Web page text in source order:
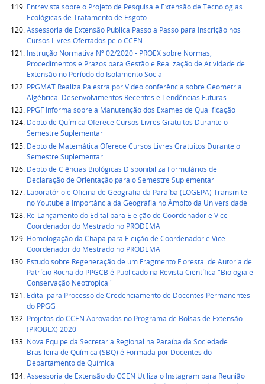
Entrevista sobre o Projeto de Pesquisa e Extensão de Tecnologias
Ecológicas de Tratamento de Esgoto
Assessoria de Extensão Publica Passo a Passo para Inscrição nos
Cursos Livres Ofertados pelo CCEN
Instrução Normativa Nº 02/2020 - PROEX sobre Normas,
Procedimentos e Prazos para Gestão e Realização de Atividade de
Extensão no Período do Isolamento Social
PPGMAT Realiza Palestra por Video conferência sobre Geometria
Algébrica: Desenvolvimentos Recentes e Tendências Futuras
PPGF Informa sobre a Manutenção dos Exames de Qualificação
Depto de Química Oferece Cursos Livres Gratuitos Durante o
Semestre Suplementar
Depto de Matemática Oferece Cursos Livres Gratuitos Durante o
Semestre Suplementar
Depto de Ciências Biológicas Disponibiliza Formulários de
Declaração de Orientação para o Semestre Suplementar
Laboratório e Oficina de Geografia da Paraíba (LOGEPA) Transmite
no Youtube a Importância da Geografia no Âmbito da Universidade
Re-Lançamento do Edital para Eleição de Coordenador e Vice-
Coordenador do Mestrado no PRODEMA
Homologação da Chapa para Eleição de Coordenador e Vice-
Coordenador do Mestrado no PRODEMA
Estudo sobre Regeneração de um Fragmento Florestal de Autoria de
Patrício Rocha do PPGCB é Publicado na Revista Científica "Biologia e
Conservação Neotropical"
Edital para Processo de Credenciamento de Docentes Permanentes
do PPGG
Projetos do CCEN Aprovados no Programa de Bolsas de Extensão
(PROBEX) 2020
Nova Equipe da Secretaria Regional na Paraíba da Sociedade
Brasileira de Química (SBQ) é Formada por Docentes do
Departamento de Química
Assessoria de Extensão do CCEN Utiliza o Instagram para Reunião